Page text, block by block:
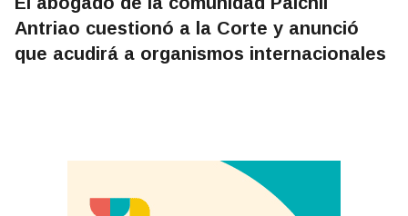
Antriao cuestionó a la Corte y anunció
que acudirá a organismos internacionales